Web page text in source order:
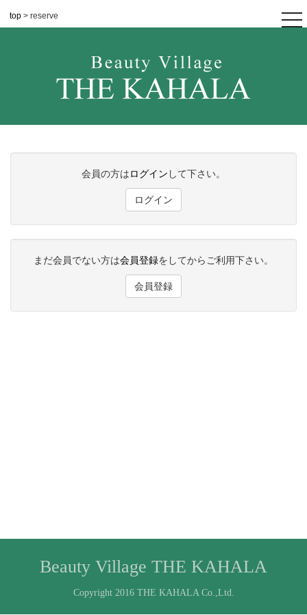
top > reserve
会員の方はログイン して下さい。
ログイン
まだ会員でない方は会員登録をしてからご利用下さい。
会員登録
Beauty Village THE KAHALA
Copyright 2016 THE KAHALA Co.,Ltd.